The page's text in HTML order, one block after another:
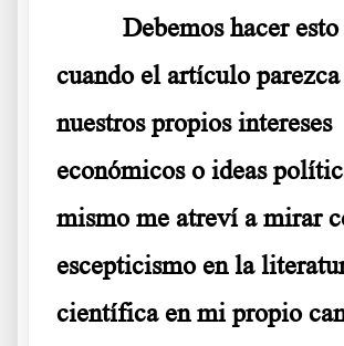
Debemos hacer
cuando el artículo
nuestros propios intereses
económicos o ideas
mismo me atreví a mirar
escepticismo en la
científica en mi propio